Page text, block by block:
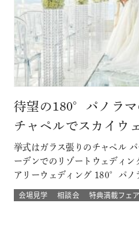
待望の180°パノラ
チャペルでスカイウ
挙式はガラス張りのチャペル
ーデンでのリゾートウェディン
アリーウェディング 180°パノ
ペルでは 流れる雲や透き通る
挙げる結婚式 組数限定！でご
会場見学 相談会 特典満載フェア